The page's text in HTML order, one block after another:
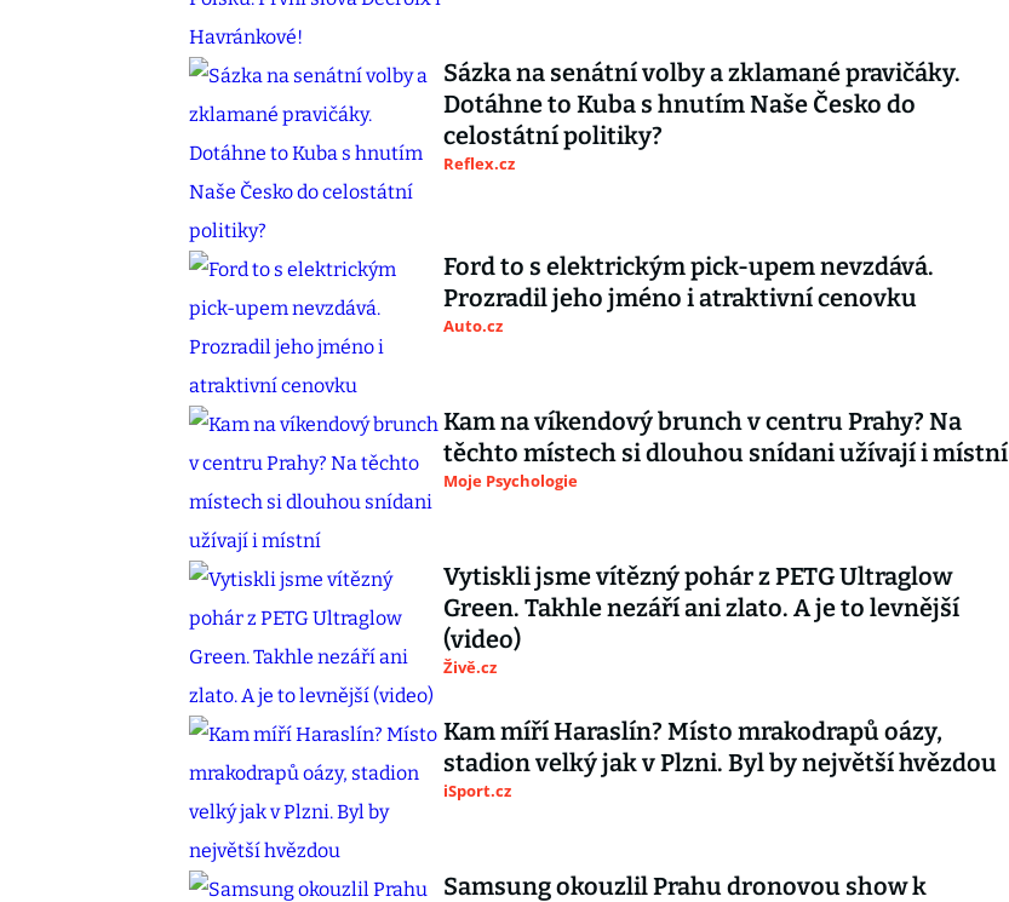
Sázka na senátní volby a zklamané pravičáky.
Dotáhne to Kuba s hnutím Naše Česko do
celostátní politiky?
Reflex.cz
Ford to s elektrickým pick-upem nevzdává.
Prozradil jeho jméno i atraktivní cenovku
Auto.cz
Kam na víkendový brunch v centru Prahy? Na
těchto místech si dlouhou snídani užívají i místní
Moje Psychologie
Vytiskli jsme vítězný pohár z PETG Ultraglow
Green. Takhle nezáří ani zlato. A je to levnější
(video)
Živě.cz
Kam míří Haraslín? Místo mrakodrapů oázy,
stadion velký jak v Plzni. Byl by největší hvězdou
iSport.cz
Samsung okouzlil Prahu dronovou show k